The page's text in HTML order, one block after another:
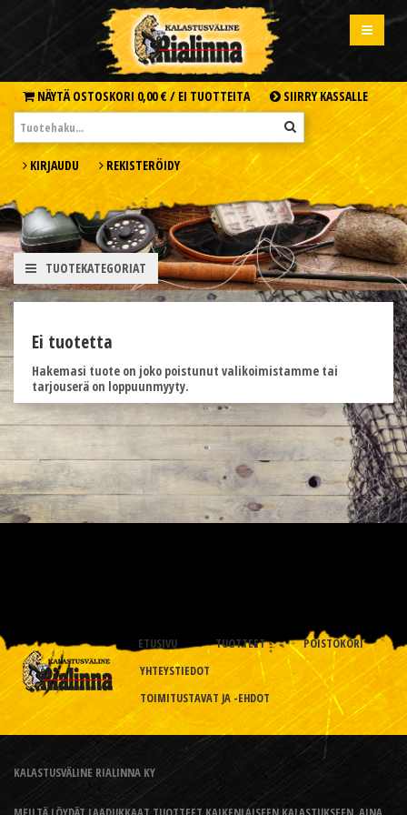
NÄYTÄ OSTOSKORI 0,00 € / EI TUOTTEITA SIIRRY KASSALLE
KIRJAUDU REKISTERÖIDY
TUOTEKATEGORIAT
Ei tuotetta
Hakemasi tuote on joko poistunut valikoimistamme tai
tarjouserä on loppuunmyyty.
ETUSIVU TUOTTEET
POISTOKORI
YHTEYSTIEDOT
TOIMITUSTAVAT JA -EHDOT
KALASTUSVÄLINE RIALINNA KY